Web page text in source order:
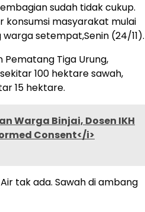
sudah tidak cukup.
konsumsi masyarakat mulai
setempat,Senin (24/11).
Pematang Tiga Urung,
100 hektare sawah,
15 hektare.
Warga Binjai, Dosen IKH
Consent</i>
tak ada. Sawah di ambang